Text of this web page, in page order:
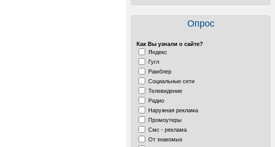
Опрос
Как Вы узнали о сайте?
Яндекс
Гугл
Рамблер
Социальные сети
Телевидение
Радио
Наружная реклама
Промоутеры
Смс - реклама
От знакомых